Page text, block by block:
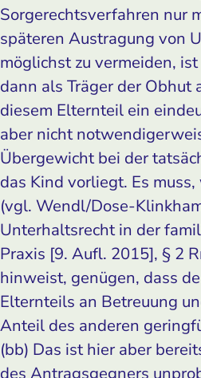
Sorgerechtsverfahren nur
späteren Austragung von
möglichst zu vermeiden,
dann als Träger der Obhut
diesem Elternteil ein
aber nicht
Übergewicht bei der
das Kind vorliegt. Es
(vgl. Wendl/Dose-
Unterhaltsrecht in der
Praxis [9. Aufl. 2015], § 2
hinweist, genügen, dass
Elternteils an Betreuung
Anteil des anderen
(bb) Das ist hier aber
des Antragsgegners